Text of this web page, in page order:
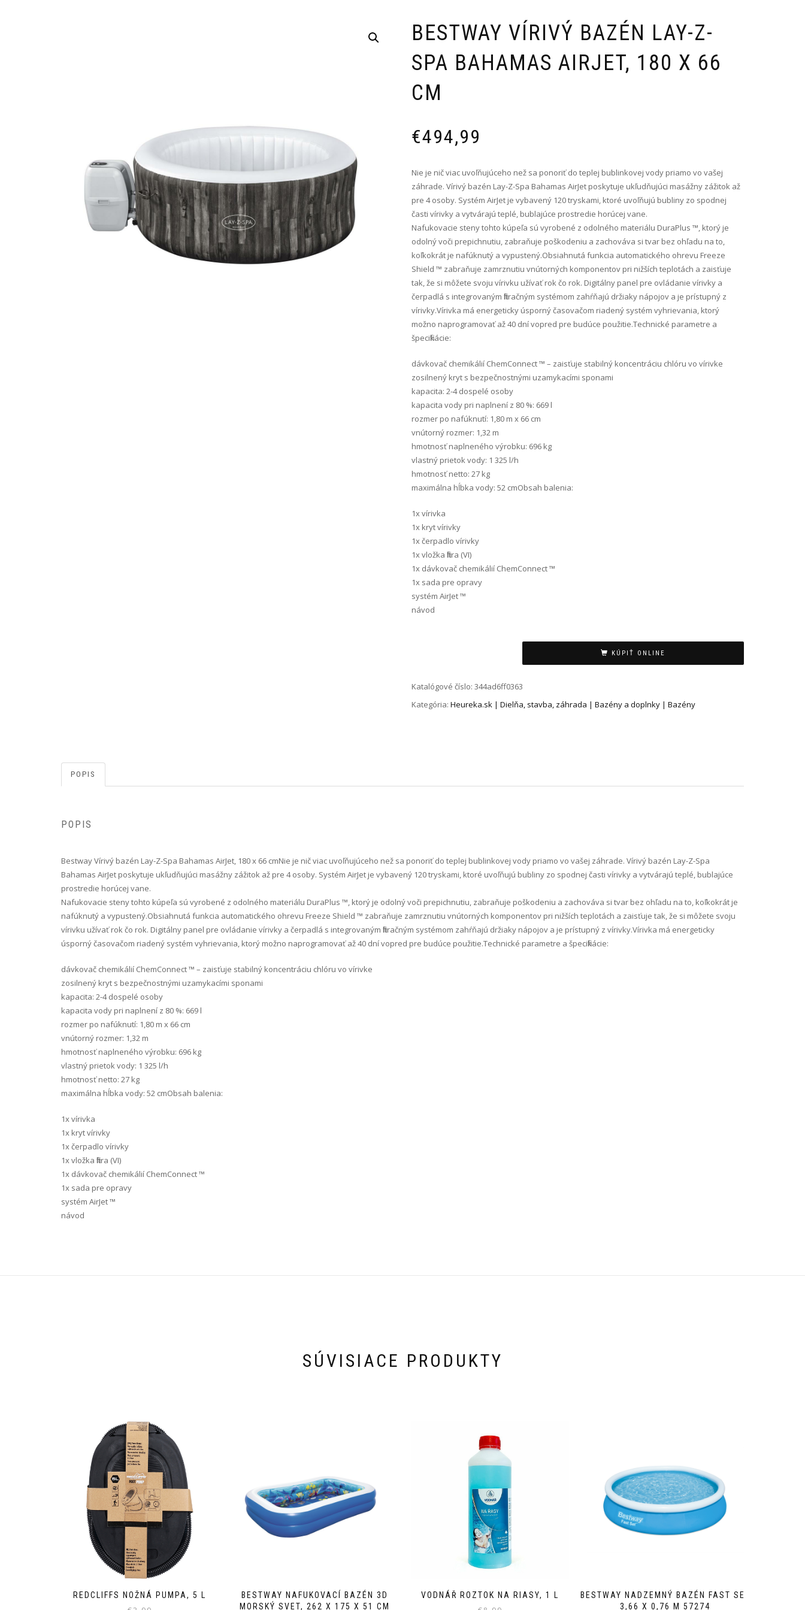
BESTWAY VÍRIVÝ BAZÉN LAY-Z-
SPA BAHAMAS AIRJET, 180 X 66
CM
€494,99
Nie je nič viac uvoľňujúceho než sa ponoriť do teplej bublinkovej vody priamo vo vašej
záhrade. Vírivý bazén Lay-Z-Spa Bahamas AirJet poskytuje ukľudňujúci masážny zážitok až
pre 4 osoby. Systém AirJet je vybavený 120 tryskami, ktoré uvoľňujú bubliny zo spodnej
časti vírivky a vytvárajú teplé, bublajúce prostredie horúcej vane.
Nafukovacie steny tohto kúpeľa sú vyrobené z odolného materiálu DuraPlus ™, ktorý je
odolný voči prepichnutiu, zabraňuje poškodeniu a zachováva si tvar bez ohľadu na to,
koľkokrát je nafúknutý a vypustený.Obsiahnutá funkcia automatického ohrevu Freeze
Shield ™ zabraňuje zamrznutiu vnútorných komponentov pri nižších teplotách a zaisťuje
tak, že si môžete svoju vírivku užívať rok čo rok. Digitálny panel pre ovládanie vírivky a
čerpadlá s integrovaným filtračným systémom zahŕňajú držiaky nápojov a je prístupný z
vírivky.Vírivka má energeticky úsporný časovačom riadený systém vyhrievania, ktorý
možno naprogramovať až 40 dní vopred pre budúce použitie.Technické parametre a
špecifikácie:
dávkovač chemikálií ChemConnect ™ – zaisťuje stabilný koncentráciu chlóru vo vírivke
zosilnený kryt s bezpečnostnými uzamykacími sponami
kapacita: 2-4 dospelé osoby
kapacita vody pri naplnení z 80 %: 669 l
rozmer po nafúknutí: 1,80 m x 66 cm
vnútorný rozmer: 1,32 m
hmotnosť naplneného výrobku: 696 kg
vlastný prietok vody: 1 325 l/h
hmotnosť netto: 27 kg
maximálna hĺbka vody: 52 cmObsah balenia:
1x vírivka
1x kryt vírivky
1x čerpadlo vírivky
1x vložka filtra (VI)
1x dávkovač chemikálií ChemConnect ™
1x sada pre opravy
systém AirJet ™
návod
KÚPIŤ ONLINE
Katalógové číslo: 344ad6ff0363
Kategória: Heureka.sk | Dielňa, stavba, záhrada | Bazény a doplnky | Bazény
POPIS
POPIS
Bestway Vírivý bazén Lay-Z-Spa Bahamas AirJet, 180 x 66 cm Nie je nič viac uvoľňujúceho než sa ponoriť do teplej bublinkovej vody priamo vo vašej záhrade. Vírivý bazén Lay-Z-Spa
Bahamas AirJet poskytuje ukľudňujúci masážny zážitok až pre 4 osoby. Systém AirJet je vybavený 120 tryskami, ktoré uvoľňujú bubliny zo spodnej časti vírivky a vytvárajú teplé, bublajúce
prostredie horúcej vane.
Nafukovacie steny tohto kúpeľa sú vyrobené z odolného materiálu DuraPlus ™, ktorý je odolný voči prepichnutiu, zabraňuje poškodeniu a zachováva si tvar bez ohľadu na to, koľkokrát je
nafúknutý a vypustený.Obsiahnutá funkcia automatického ohrevu Freeze Shield ™ zabraňuje zamrznutiu vnútorných komponentov pri nižších teplotách a zaisťuje tak, že si môžete svoju
vírivku užívať rok čo rok. Digitálny panel pre ovládanie vírivky a čerpadlá s integrovaným filtračným systémom zahŕňajú držiaky nápojov a je prístupný z vírivky.Vírivka má energeticky
úsporný časovačom riadený systém vyhrievania, ktorý možno naprogramovať až 40 dní vopred pre budúce použitie.Technické parametre a špecifikácie:
dávkovač chemikálií ChemConnect ™ – zaisťuje stabilný koncentráciu chlóru vo vírivke
zosilnený kryt s bezpečnostnými uzamykacími sponami
kapacita: 2-4 dospelé osoby
kapacita vody pri naplnení z 80 %: 669 l
rozmer po nafúknutí: 1,80 m x 66 cm
vnútorný rozmer: 1,32 m
hmotnosť naplneného výrobku: 696 kg
vlastný prietok vody: 1 325 l/h
hmotnosť netto: 27 kg
maximálna hĺbka vody: 52 cmObsah balenia:
1x vírivka
1x kryt vírivky
1x čerpadlo vírivky
1x vložka filtra (VI)
1x dávkovač chemikálií ChemConnect ™
1x sada pre opravy
systém AirJet ™
návod
SÚVISIACE PRODUKTY
REDCLIFFS NOŽNÁ PUMPA, 5 L
BESTWAY NAFUKOVACÍ BAZÉN 3D
MORSKÝ SVET, 262 X 175 X 51 CM
VODNÁŘ ROZTOK NA RIASY, 1 L
BESTWAY NADZEMNÝ BAZÉN FAST SET
3,66 X 0,76 M 57274